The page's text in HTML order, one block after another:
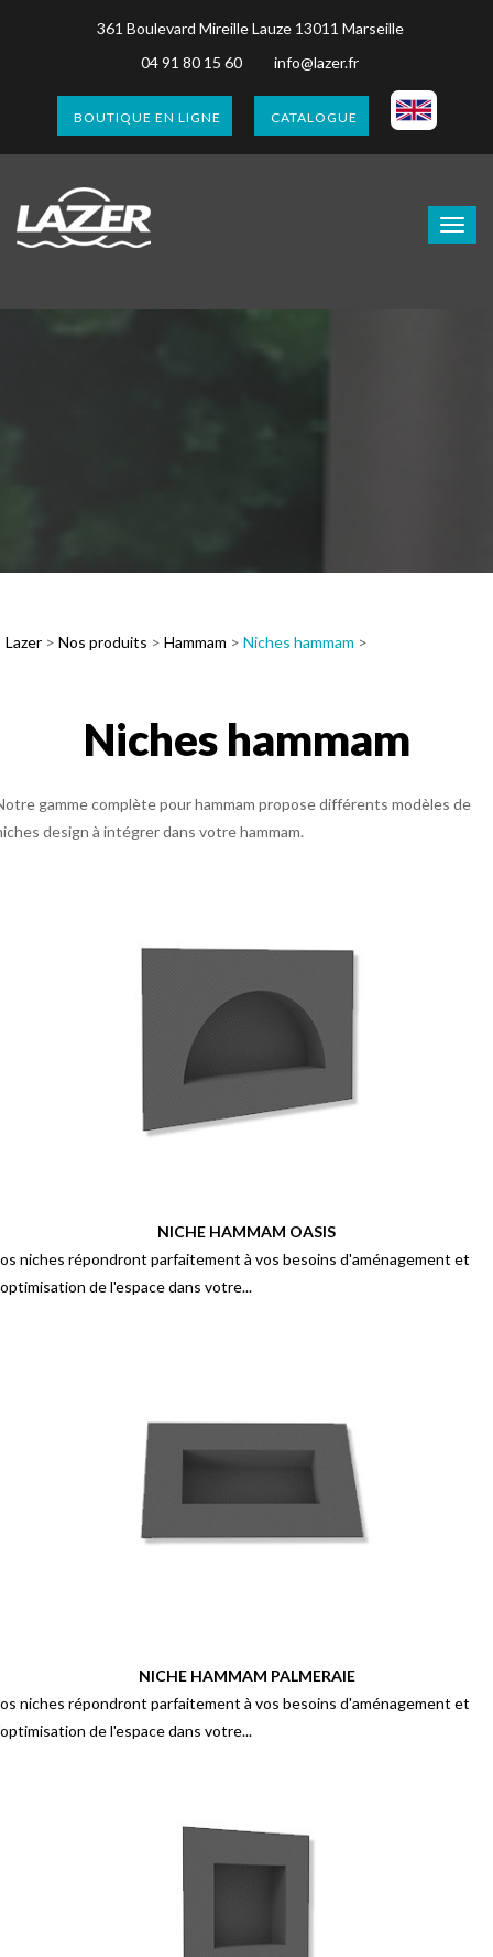
361 Boulevard Mireille Lauze 13011 Marseille
04 91 80 15 60
info@lazer.fr
BOUTIQUE EN LIGNE CATALOGUE
Lazer > Nos produits > Hammam > Niches hammam >
Niches hammam
gamme complète pour hammam propose différents modèles de
design à intégrer dans votre hammam.
NICHE HAMMAM OASIS
niches répondront parfaitement à vos besoins d'aménagement et
de l'espace dans votre...
NICHE HAMMAM PALMERAIE
niches répondront parfaitement à vos besoins d'aménagement et
de l'espace dans votre...